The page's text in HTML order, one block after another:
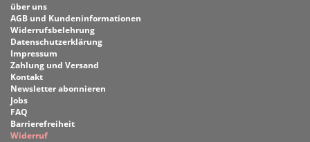
über uns
AGB und Kundeninformationen
Widerrufsbelehrung
Datenschutzerklärung
Impressum
Zahlung und Versand
Kontakt
Newsletter abonnieren
Jobs
FAQ
Barrierefreiheit
Widerruf